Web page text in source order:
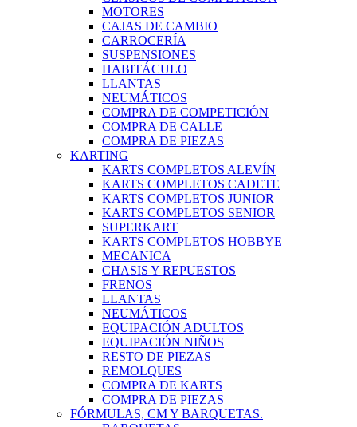
MOTORES
CAJAS DE CAMBIO
CARROCERÍA
SUSPENSIONES
HABITÁCULO
LLANTAS
NEUMÁTICOS
COMPRA DE COMPETICIÓN
COMPRA DE CALLE
COMPRA DE PIEZAS
KARTING
KARTS COMPLETOS ALEVÍN
KARTS COMPLETOS CADETE
KARTS COMPLETOS JUNIOR
KARTS COMPLETOS SENIOR
SUPERKART
KARTS COMPLETOS HOBBYE
MECANICA
CHASIS Y REPUESTOS
FRENOS
LLANTAS
NEUMÁTICOS
EQUIPACIÓN ADULTOS
EQUIPACIÓN NIÑOS
RESTO DE PIEZAS
REMOLQUES
COMPRA DE KARTS
COMPRA DE PIEZAS
FÓRMULAS, CM Y BARQUETAS.